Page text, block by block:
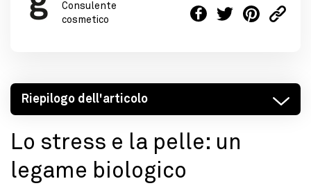
Consulente
cosmetico
Riepilogo dell'articolo
Lo stress e la pelle: un
legame biologico